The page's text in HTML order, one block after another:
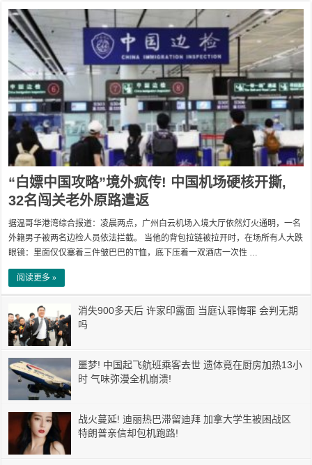
“白嫖中国攻略”境外疯传! 中国机场硬核开撕,
32名闯关老外原路遣返
据温哥华港湾综合报道：凌晨两点，广州白云机场入境大厅依然灯火通明，一名
外籍男子被两名边检人员依法拦截。 当他的背包拉链被拉开时，在场所有人大跌
眼镜：里面仅仅塞着三件皱巴巴的T恤，底下压着一双酒店一次性 …
阅读更多 »
消失900多天后 许家印露面 当庭认罪悔罪 会判无期
吗
噩梦! 中国起飞航班乘客去世 遗体竟在厨房加热13小
时 气味弥漫全机崩溃!
战火蔓延! 迪丽热巴滞留迪拜 加拿大学生被困战区
特朗普亲信却包机跑路!